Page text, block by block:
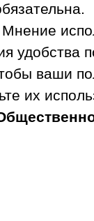
удобства
ваши
их